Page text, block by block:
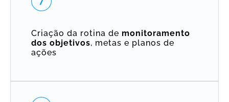
Criação da rotina de monitoramento
dos objetivos, metas e planos de
ações